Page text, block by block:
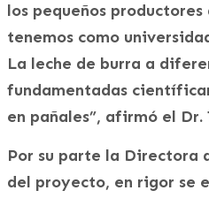
los pequeños
tenemos como
La leche de burra a
fundamentadas
en pañales”, afirmó el Dr.
Por su parte la Directora
del proyecto, en rigor se